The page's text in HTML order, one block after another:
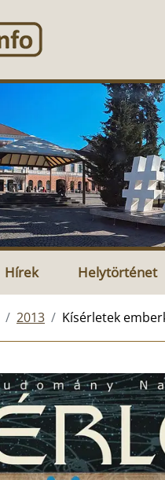
Hírek Helytörténet
2013 Kísérletek